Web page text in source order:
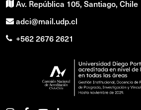
Av. República 105, Santiago, Chile
adci@mail.udp.cl
+562 2676 2621